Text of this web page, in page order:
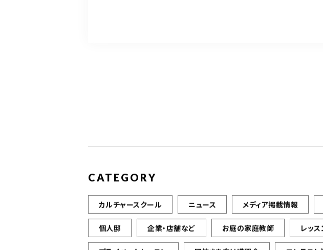
CATEGORY
カルチャースクール ニュース メディア掲載情報
個人邸 企業・店舗など お庭の家庭教師 レッス